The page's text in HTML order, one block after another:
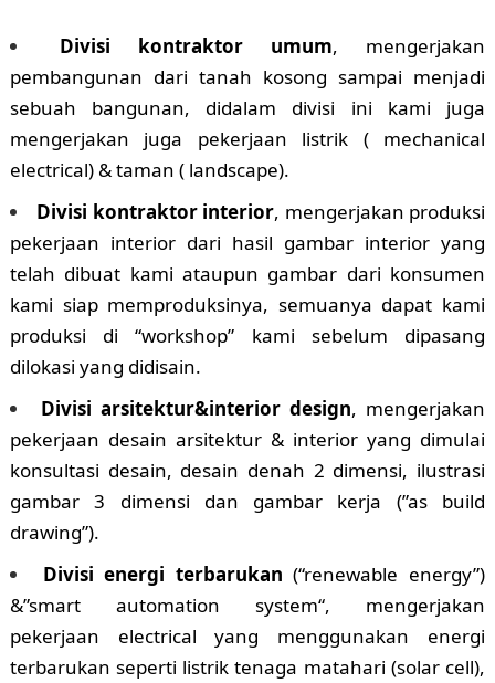
Divisi kontraktor umum, mengerjakan
pembangunan dari tanah kosong sampai menjadi
sebuah bangunan, didalam divisi ini kami juga
mengerjakan juga pekerjaan listrik ( mechanical
electrical) & taman ( landscape).
Divisi kontraktor interior, mengerjakan produksi
pekerjaan interior dari hasil gambar interior yang
telah dibuat kami ataupun gambar dari konsumen
kami siap memproduksinya, semuanya dapat kami
produksi di “workshop” kami sebelum dipasang
dilokasi yang didisain.
Divisi arsitektur&interior design, mengerjakan
pekerjaan desain arsitektur & interior yang dimulai
konsultasi desain, desain denah 2 dimensi, ilustrasi
gambar 3 dimensi dan gambar kerja (”as build
drawing”).
Divisi energi terbarukan (“renewable energy”)
&”smart automation system“, mengerjakan
pekerjaan electrical yang menggunakan energi
terbarukan seperti listrik tenaga matahari (solar cell),